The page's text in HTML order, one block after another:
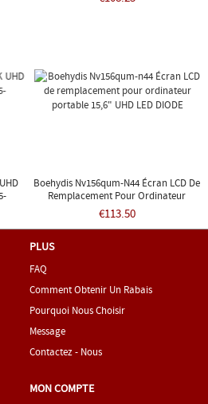
Boehydis Nv156qum-N44 Écran LCD De
Remplacement Pour Ordinateur
Portable 15,6" UHD LED DIODE
€113.50
PLUS
FAQ
Comment Obtenir Un Rabais
Pourquoi Nous Choisir
Message
Contactez - Nous
MON COMPTE